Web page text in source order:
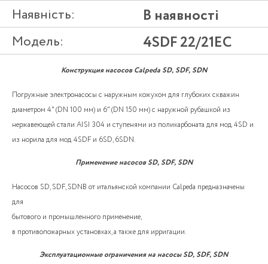
Наявність: В наявності
Модель: 4SDF 22/21EC
Конструкция насосов Calpeda SD, SDF, SDN
Погружные электронасосы с наружным кожухом для глубоких скважин
диаметром 4" (DN 100 мм) и 6" (DN 150 мм) с наружной рубашкой из
нержавеющей стали AISI 304 и ступенями из поликарбоната для мод. 4SD и
из норила для мод. 4SDF и 6SD, 6SDN.
Применение насосов SD, SDF, SDN
Насосов SD, SDF, SDNВ от итальянской компании Calpeda предназначены
для
бытового и промышленного применение,
в противопожарных установках, а также для ирригации.
Эксплуатационные ограничения на насосы SD, SDF, SDN